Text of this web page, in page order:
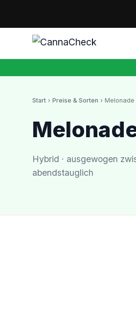
CannaZen
Start › Preise & Sorten › Melonade
Hybrid · ausgewogen
abendstauglich